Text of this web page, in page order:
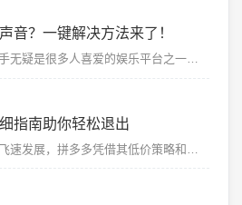
音？一键解决方法来了！
在当下的短视频时代，快手无疑是很多人喜爱的娱乐平台之一。在使用快手的过程中，你可能会发现点赞锁这个有...
指南助你轻松退出